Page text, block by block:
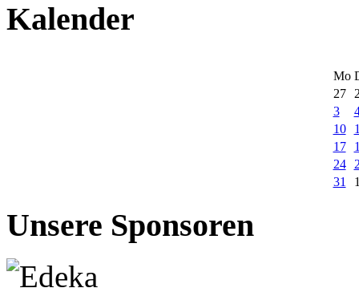
Kalender
Mo
27
3
10
17
24
31
Unsere Sponsoren